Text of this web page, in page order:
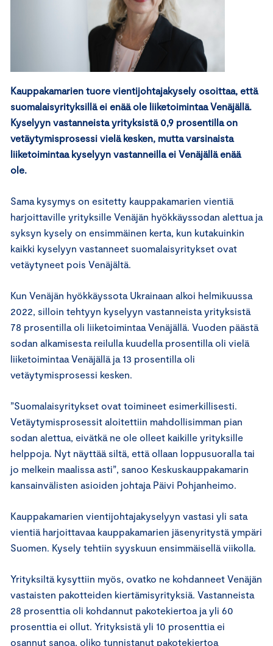
Kauppakamarien tuore vientijohtajakysely osoittaa, että
suomalaisyrityksillä ei enää ole liiketoimintaa Venäjällä.
Kyselyyn vastanneista yrityksistä 0,9 prosentilla on
vetäytymisprosessi vielä kesken, mutta varsinaista
liiketoimintaa kyselyyn vastanneilla ei Venäjällä enää
ole.
Sama kysymys on esitetty kauppakamarien vientiä
harjoittaville yrityksille Venäjän hyökkäyssodan alettua ja
syksyn kysely on ensimmäinen kerta, kun kutakuinkin
kaikki kyselyyn vastanneet suomalaisyritykset ovat
vetäytyneet pois Venäjältä.
Kun Venäjän hyökkäyssota Ukrainaan alkoi helmikuussa
2022, silloin tehtyyn kyselyyn vastanneista yrityksistä
78 prosentilla oli liiketoimintaa Venäjällä. Vuoden päästä
sodan alkamisesta reilulla kuudella prosentilla oli vielä
liiketoimintaa Venäjällä ja 13 prosentilla oli
vetäytymisprosessi kesken.
”Suomalaisyritykset ovat toimineet esimerkillisesti.
Vetäytymisprosessit aloitettiin mahdollisimman pian
sodan alettua, eivätkä ne ole olleet kaikille yrityksille
helppoja. Nyt näyttää siltä, että ollaan loppusuoralla tai
jo melkein maalissa asti”, sanoo Keskuskauppakamarin
kansainvälisten asioiden johtaja Päivi Pohjanheimo.
Kauppakamarien vientijohtajakyselyyn vastasi yli sata
vientiä harjoittavaa kauppakamarien jäsenyritystä ympäri
Suomen. Kysely tehtiin syyskuun ensimmäisellä viikolla.
Yrityksiltä kysyttiin myös, ovatko ne kohdanneet Venäjän
vastaisten pakotteiden kiertämisyrityksiä. Vastanneista
28 prosenttia oli kohdannut pakotekiertoa ja yli 60
prosenttia ei ollut. Yrityksistä yli 10 prosenttia ei
osannut sanoa, oliko tunnistanut pakotekiertoa